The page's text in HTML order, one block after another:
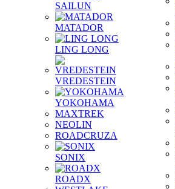
SAILUN
MATADOR
LING LONG
VREDESTEIN
YOKOHAMA
MAXTREK
NEOLIN
ROADCRUZA
SONIX
ROADX